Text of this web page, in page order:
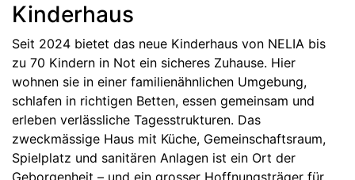
Kinderhaus
Seit 2024 bietet das neue Kinderhaus von NELIA bis
zu 70 Kindern in Not ein sicheres Zuhause. Hier
wohnen sie in einer familienähnlichen Umgebung,
schlafen in richtigen Betten, essen gemeinsam und
erleben verlässliche Tagesstrukturen. Das
zweckmässige Haus mit Küche, Gemeinschaftsraum,
Spielplatz und sanitären Anlagen ist ein Ort der